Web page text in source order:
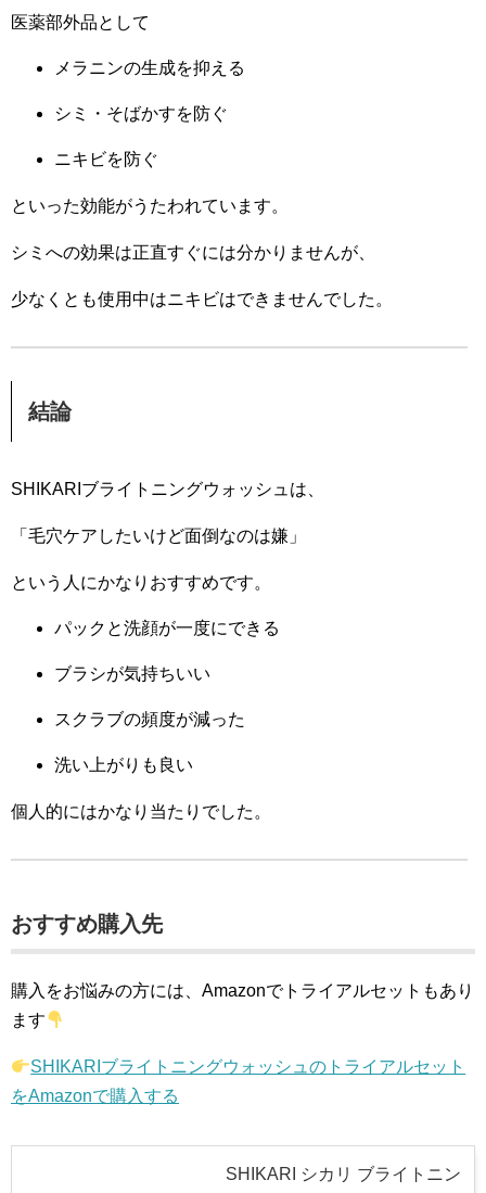
医薬部外品として
メラニンの生成を抑える
シミ・そばかすを防ぐ
ニキビを防ぐ
といった効能がうたわれています。
シミへの効果は正直すぐには分かりませんが、
少なくとも使用中はニキビはできませんでした。
結論
SHIKARIブライトニングウォッシュは、
「毛穴ケアしたいけど面倒なのは嫌」
という人にかなりおすすめです。
パックと洗顔が一度にできる
ブラシが気持ちいい
スクラブの頻度が減った
洗い上がりも良い
個人的にはかなり当たりでした。
おすすめ購入先
購入をお悩みの方には、Amazonでトライアルセットもあり
ます
SHIKARIブライトニングウォッシュのトライアルセット
をAmazonで購入する
SHIKARI シカリ ブライトニン